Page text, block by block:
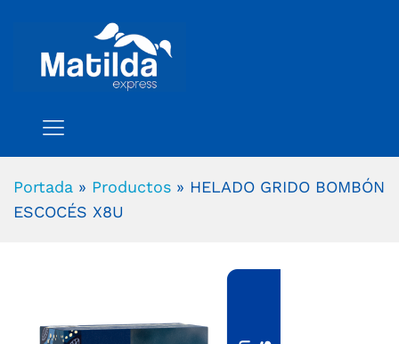
Portada » Productos » HELADO GRIDO BOMBÓN
ESCOCÉS X8U